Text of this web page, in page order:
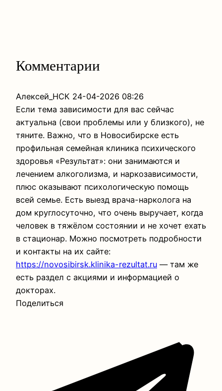
Комментарии
Алексей_НСК 24-04-2026 08:26
Если тема зависимости для вас сейчас
актуальна (свои проблемы или у близкого), не
тяните. Важно, что в Новосибирске есть
профильная семейная клиника психического
здоровья «Результат»: они занимаются и
лечением алкоголизма, и наркозависимости,
плюс оказывают психологическую помощь
всей семье. Есть выезд врача-нарколога на
дом круглосуточно, что очень выручает, когда
человек в тяжёлом состоянии и не хочет ехать
в стационар. Можно посмотреть подробности
и контакты на их сайте:
https://novosibirsk.klinika-rezultat.ru — там же
есть раздел с акциями и информацией о
докторах.
Поделиться